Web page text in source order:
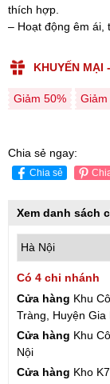
thích hợp.
– Hoạt động êm ái,
KHUYẾN MẠI
Giảm 50% Giảm
Chia sẻ ngay:
Chia sẻ
Xem danh sách
Có 4 chi nhánh
Cửa hàng Khu
Tràng, Huyện Gia
Cửa hàng Khu
Nội
Cửa hàng Kho